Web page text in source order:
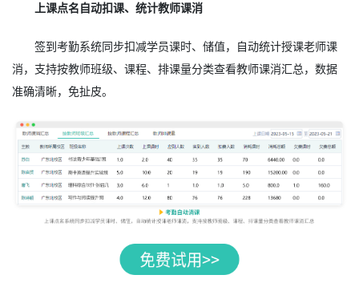
上课点名自动扣课、统计教师课消
签到考勤系统同步扣减学员课时、储值，自动统计授课老师课
消，支持按教师班级、课程、排课量分类查看教师课消汇总，数据
准确清晰，免扯皮。